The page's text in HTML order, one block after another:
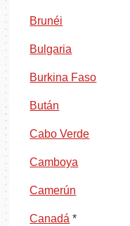
Brunéi
Bulgaria
Burkina Faso
Bután
Cabo Verde
Camboya
Camerún
Canadá *